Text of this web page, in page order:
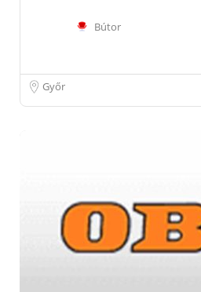
Bútor
Győr